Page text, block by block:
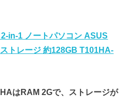
in-1 ノートパソコン ASUS
トレージ 約128GB T101HA-
はRAM 2Gで、ストレージが